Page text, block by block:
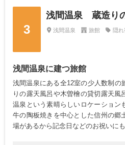
3
浅間温泉 蔵造り
浅間温泉 旅館 隠
浅間温泉に建つ旅館
浅間温泉にある全12室の少人数制の
りの露天風呂や木曽檜の貸切露天風
温泉という素晴らしいロケーション
牛の陶板焼きを中心とした信州の郷
場があるから記念日などのお祝いにも